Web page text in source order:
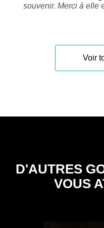
souvenir. Merci à elle
Voir
D'AUTRES
VOUS